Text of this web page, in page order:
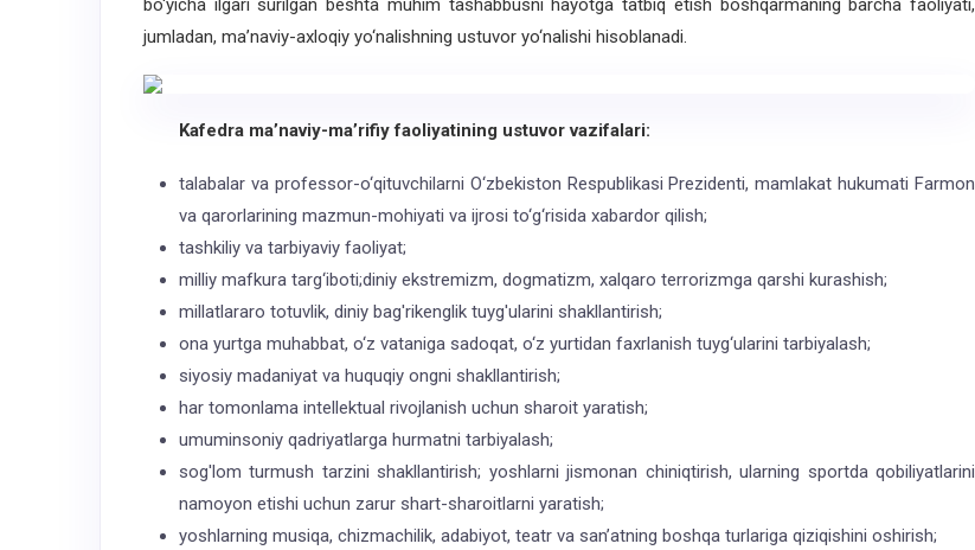
bo‘yicha ilgari surilgan beshta muhim tashabbusni hayotga tatbiq etish boshqarmaning barcha faoliyati,
jumladan, ma’naviy-axloqiy yo‘nalishning ustuvor yo‘nalishi hisoblanadi.
Kafedra ma’naviy-ma’rifiy faoliyatining ustuvor vazifalari:
talabalar va professor-o‘qituvchilarni O‘zbekiston Respublikasi Prezidenti, mamlakat hukumati Farmon
va qarorlarining mazmun-mohiyati va ijrosi to‘g‘risida xabardor qilish;
tashkiliy va tarbiyaviy faoliyat;
milliy mafkura targ‘iboti;diniy ekstremizm, dogmatizm, xalqaro terrorizmga qarshi kurashish;
millatlararo totuvlik, diniy bag'rikenglik tuyg'ularini shakllantirish;
ona yurtga muhabbat, o‘z vataniga sadoqat, o‘z yurtidan faxrlanish tuyg‘ularini tarbiyalash;
siyosiy madaniyat va huquqiy ongni shakllantirish;
har tomonlama intellektual rivojlanish uchun sharoit yaratish;
umuminsoniy qadriyatlarga hurmatni tarbiyalash;
sog'lom turmush tarzini shakllantirish; yoshlarni jismonan chiniqtirish, ularning sportda qobiliyatlarini
namoyon etishi uchun zarur shart-sharoitlarni yaratish;
yoshlarning musiqa, chizmachilik, adabiyot, teatr va san’atning boshqa turlariga qiziqishini oshirish;